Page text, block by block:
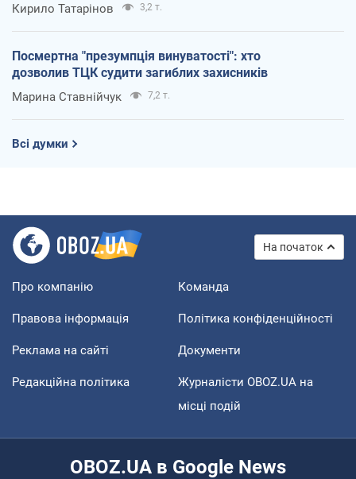
Кирило Татарінов 3,2 т.
Посмертна "презумпція винуватості": хто
дозволив ТЦК судити загиблих захисників
Марина Ставнійчук 7,2 т.
Всі думки
На початок
Про компанію Команда
Правова інформація Політика конфіденційності
Реклама на сайті Документи
Редакційна політика
Журналісти OBOZ.UA на
місці подій
OBOZ.UA в Google News